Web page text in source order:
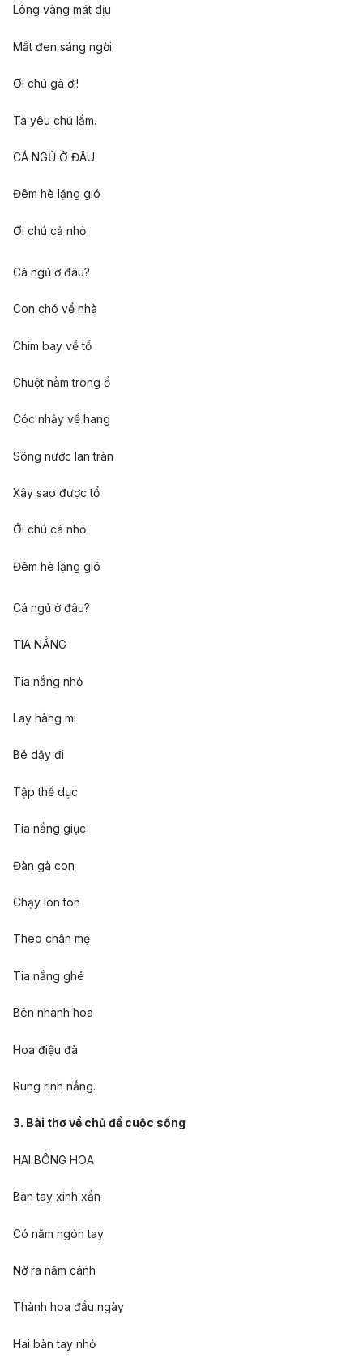
Lông vàng mát dịu
Mắt đen sáng ngời
Ơi chú gà ơi!
Ta yêu chú lắm.
CÁ NGỦ Ở ĐÂU
Đêm hè lặng gió
Ơi chú cả nhỏ
Cá ngủ ở đâu?
Con chó về nhà
Chim bay về tổ
Chuột nằm trong ổ
Cóc nhảy về hang
Sông nước lan tràn
Xây sao được tổ
Ới chú cá nhỏ
Đêm hè lặng gió
Cá ngủ ở đâu?
TIA NẮNG
Tia nắng nhỏ
Lay hàng mi
Bé dậy đi
Tập thể dục
Tia nắng giục
Đàn gà con
Chạy lon ton
Theo chân mẹ
Tia nắng ghé
Bên nhành hoa
Hoa điệu đà
Rung rinh nắng.
3. Bài thơ về chủ đề cuộc sống
HAI BÔNG HOA
Bàn tay xinh xắn
Có năm ngón tay
Nở ra năm cánh
Thành hoa đầu ngày
Hai bàn tay nhỏ